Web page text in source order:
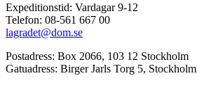
Expeditionstid: Vardagar 9-12
Telefon: 08-561 667 00
lagradet@dom.se
Postadress: Box 2066, 103 12 Stockholm
Gatuadress: Birger Jarls Torg 5, Stockholm